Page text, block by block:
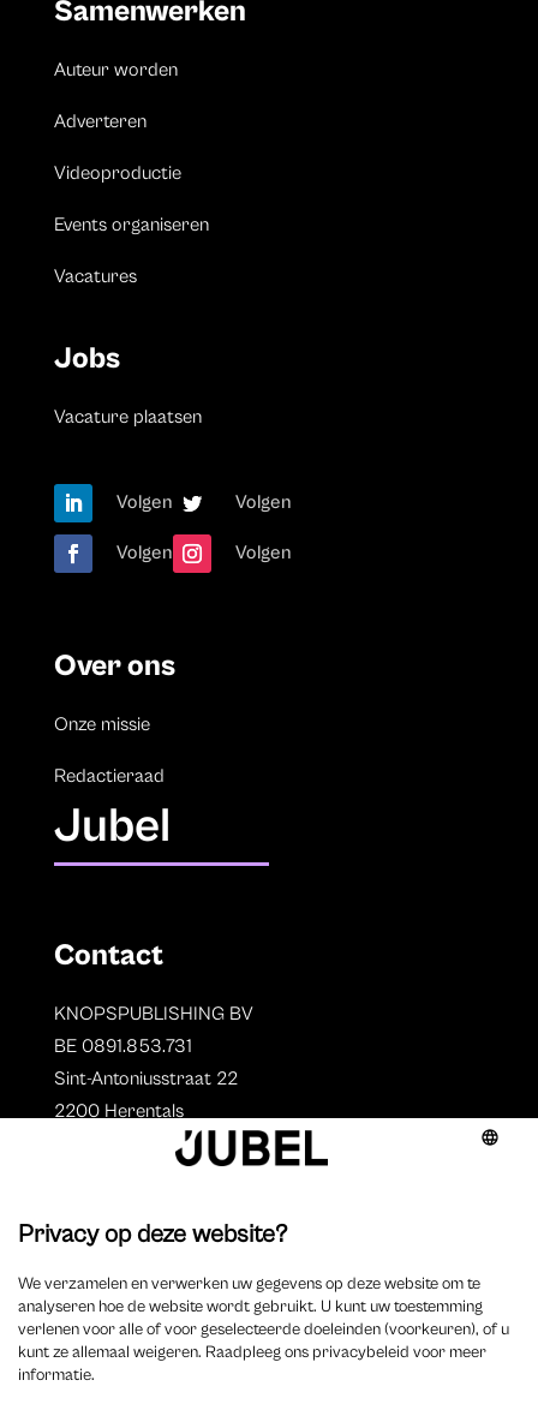
Samenwerken
Auteur worden
Adverteren
Videoproductie
Events organiseren
Vacatures
Jobs
Vacature plaatsen
Volgen Volgen
Volgen Volgen
Over ons
Onze missie
Redactieraad
Jubel
Contact
KNOPSPUBLISHING BV
BE 0891.853.731
Sint-Antoniusstraat 22
2200 Herentals
Auteurs
Overzicht auteurs
Auteur worden?